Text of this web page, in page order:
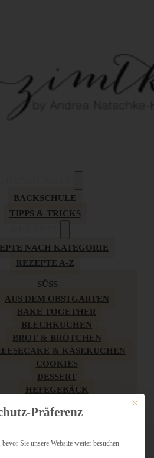
BACKSCHULE
TIPPS & TRICKS
NACH KATEGORIE
REZEPTE A-Z
SÜSS
AUS DEM OBSTGARTEN
BAKE TOGETHER
BLECHKUCHEN
BROT & BRÖTCHEN
& KÄSEKUCHEN
COOKIES
DESSERT
HEFEGEBÄCK
KUCHEN
LOW CARB & GESÜNDER
MY AMERICAN BAKERY
Mit
Präferenz
Sie unsere Website weiter besuchen